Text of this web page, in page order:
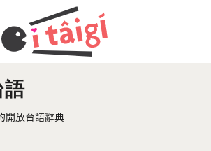
語
開放台語辭典